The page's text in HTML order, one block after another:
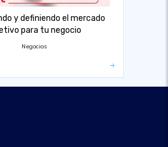
y definiendo el mercado
para tu negocio
Negocios